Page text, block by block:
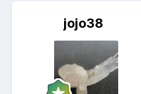
jojo38